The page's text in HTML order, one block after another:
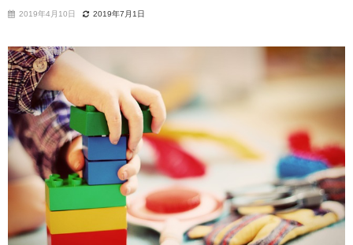
2019年4月10日 2019年7月1日